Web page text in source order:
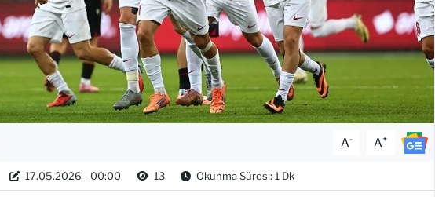
A- A+
17.05.2026 - 00:00 13 Okunma Süresi: 1 Dk